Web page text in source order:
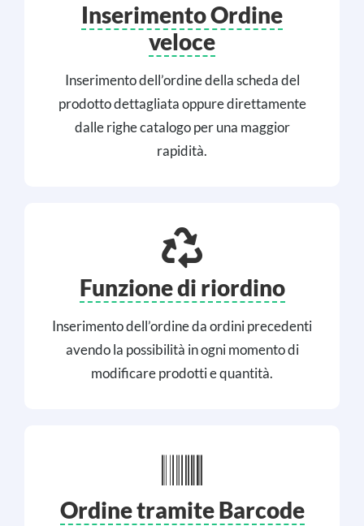
Inserimento Ordine
veloce
Inserimento dell’ordine della scheda del
prodotto dettagliata oppure direttamente
dalle righe catalogo per una maggior
rapidità.
Funzione di riordino
Inserimento dell’ordine da ordini precedenti
avendo la possibilità in ogni momento di
modificare prodotti e quantità.
Ordine tramite Barcode